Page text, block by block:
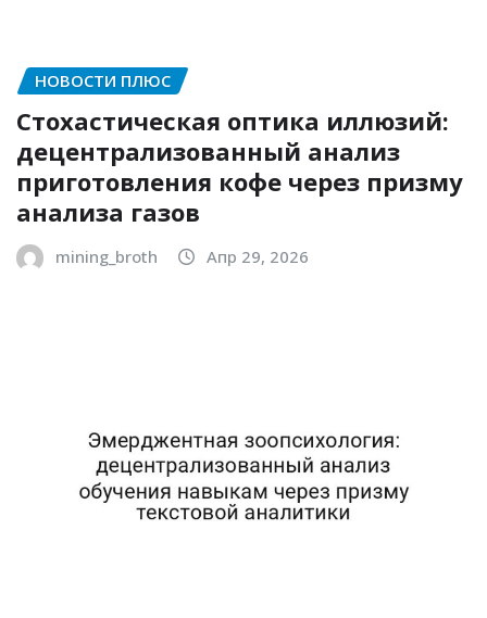
НОВОСТИ ПЛЮС
Стохастическая оптика иллюзий:
децентрализованный анализ
приготовления кофе через призму
анализа газов
mining_broth Апр 29, 2026